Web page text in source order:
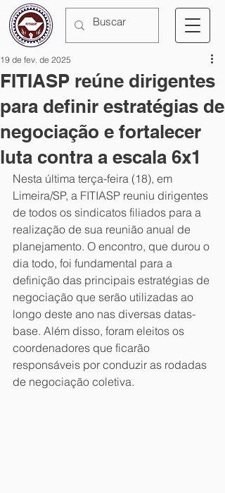
FITIASP reúne dirigentes
para definir estratégias de
negociação e fortalecer
luta contra a escala 6x1
19 de fev. de 2025
Nesta última terça-feira (18), em
Limeira/SP, a FITIASP reuniu dirigentes
de todos os sindicatos filiados para a
realização de sua reunião anual de
planejamento. O encontro, que durou o
dia todo, foi fundamental para a
definição das principais estratégias de
negociação que serão utilizadas ao
longo deste ano nas diversas datas-
base. Além disso, foram eleitos os
coordenadores que ficarão
responsáveis por conduzir as rodadas
de negociação coletiva.